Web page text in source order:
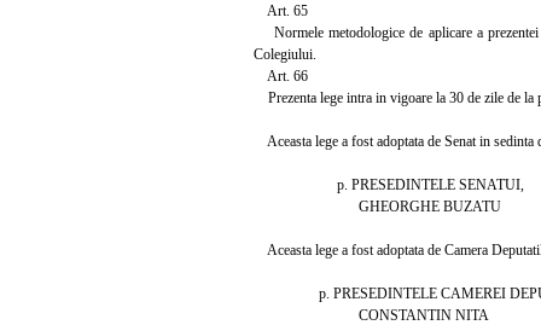
Art. 65
Normele metodologice de aplicare a
Colegiului.
Art. 66
Prezenta lege intra in vigoare la 30 de zile de
Aceasta lege a fost adoptata de Senat in
p. PRESEDINTELE SENATUI,
GHEORGHE BUZATU
Aceasta lege a fost adoptata de Camera
p. PRESEDINTELE CAMEREI
CONSTANTIN NITA